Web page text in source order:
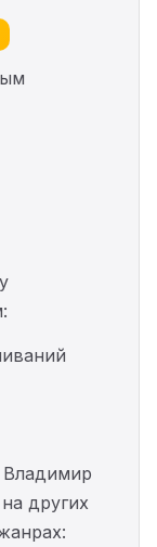
Владимир
других